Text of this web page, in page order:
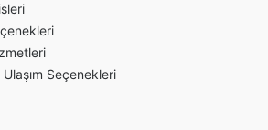
Seçenekleri